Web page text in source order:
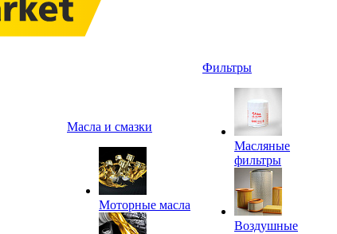
Масла и смазки
Моторные масла
Фильтры
Масляные
фильтры
Воздушные